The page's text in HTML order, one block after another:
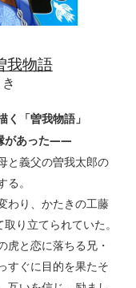
我物語
「曽我物語」
があった――
と義父の曽我太郎の
。
わり、かたきの工藤
り立てられていた。
虎と恋に落ちる兄・
すぐに目的を果たそ